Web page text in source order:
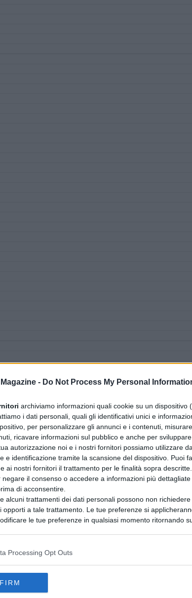
- Do Not Process My Personal
archiviamo informazioni quali cookie su un dispositivo
i dati personali, quali gli identificativi unici e
per personalizzare gli annunci e i contenuti,
ricavare informazioni sul pubblico e anche per
autorizzazione noi e i nostri fornitori possiamo utilizzare
e identificazione tramite la scansione del dispositivo. Puoi
ai nostri fornitori il trattamento per le finalità sopra
negare il consenso o accedere a informazioni più
di acconsentire.
alcuni trattamenti dei dati personali possono non richiedere
opporti a tale trattamento. Le tue preferenze si
le tue preferenze in qualsiasi momento ritornando
Processing Opt Outs